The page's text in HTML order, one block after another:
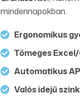
mindennapokban.
Ergonomikus
Tömeges
Automatikus
Valós idejű